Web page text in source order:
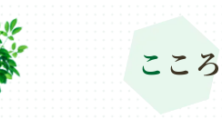
こ こ